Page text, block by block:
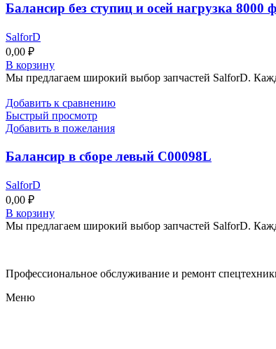
Балансир без ступиц и осей нагрузка
SalforD
0,00 ₽
В корзину
Мы предлагаем широкий выбор запчастей SalforD.
Добавить к сравнению
Быстрый просмотр
Добавить в пожелания
Балансир в сборе левый C00098L
SalforD
0,00 ₽
В корзину
Мы предлагаем широкий выбор запчастей SalforD.
Профессиональное обслуживание и ремонт
Меню